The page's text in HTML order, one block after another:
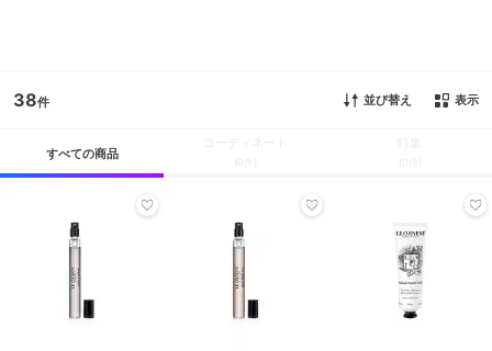
38 並び替え 表示
すべての商品
(0件) (0件)